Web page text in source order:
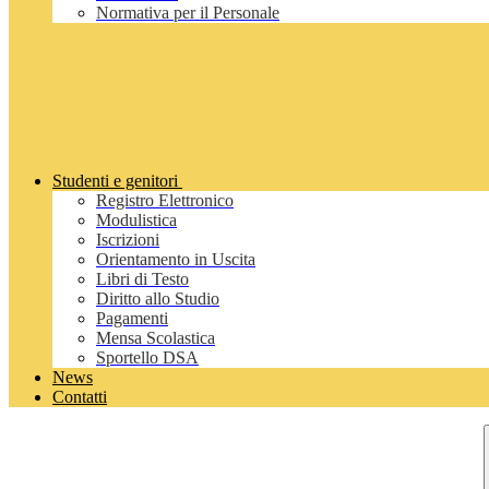
Normativa per il Personale
Studenti e genitori
Registro Elettronico
Modulistica
Iscrizioni
Orientamento in Uscita
Libri di Testo
Diritto allo Studio
Pagamenti
Mensa Scolastica
Sportello DSA
News
Contatti